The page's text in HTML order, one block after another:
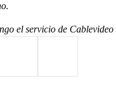
el servicio de Cablevideo